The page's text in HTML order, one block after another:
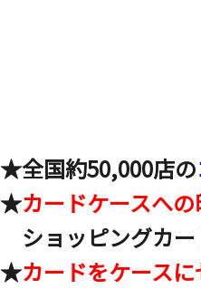
★全国約50,000店の
★カードケースへの
ショッピングカ
★カードをケースに